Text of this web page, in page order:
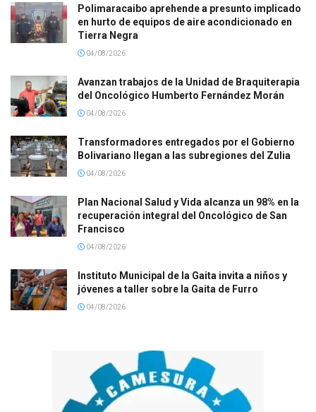
Polimaracaibo aprehende a presunto implicado
en hurto de equipos de aire acondicionado en
Tierra Negra
04/08/2026
Avanzan trabajos de la Unidad de Braquiterapia
del Oncológico Humberto Fernández Morán
04/08/2026
Transformadores entregados por el Gobierno
Bolivariano llegan a las subregiones del Zulia
04/08/2026
Plan Nacional Salud y Vida alcanza un 98% en la
recuperación integral del Oncológico de San
Francisco
04/08/2026
Instituto Municipal de la Gaita invita a niños y
jóvenes a taller sobre la Gaita de Furro
04/08/2026